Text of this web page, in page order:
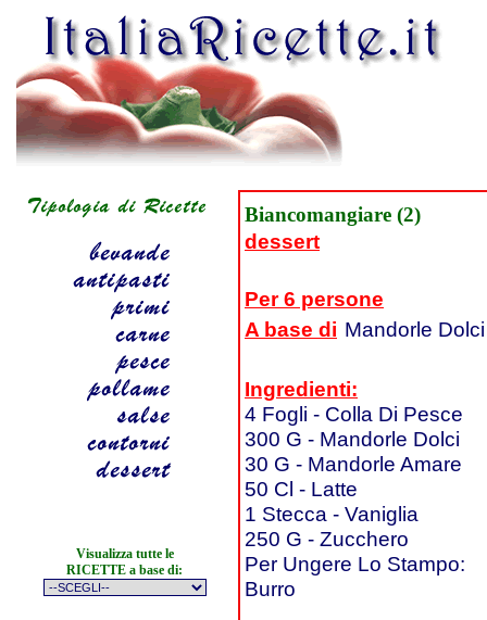
Visualizza tutte le
RICETTE a base di:
Biancomangiare (2)
dessert
Per 6 persone
A base di Mandorle Dolci
Ingredienti:
4 Fogli - Colla Di Pesce
300 G - Mandorle Dolci
30 G - Mandorle Amare
50 Cl - Latte
1 Stecca - Vaniglia
250 G - Zucchero
Per Ungere Lo Stampo:
Burro